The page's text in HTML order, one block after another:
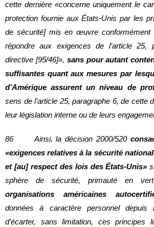
cette dernière «concerne uniquement le
protection fournie aux États-Unis par les
de sécurité] mis en œuvre
répondre aux exigences de l’article 25,
directive [95/46]», sans pour autant
suffisantes quant aux mesures par
d’Amérique assurent un niveau de
sens de l’article 25, paragraphe 6, de cette
leur législation interne ou de leurs
86 Ainsi, la décision 2000/520
«exigences relatives à la sécurité
et [au] respect des lois des États-Unis»
sphère de sécurité, primauté en
organisations américaines
données à caractère personnel depuis
d’écarter, sans limitation, ces principes